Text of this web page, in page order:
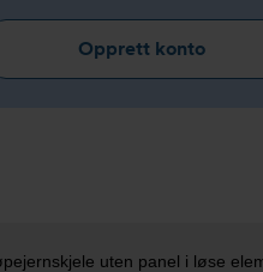
Opprett konto
uten panel i løse